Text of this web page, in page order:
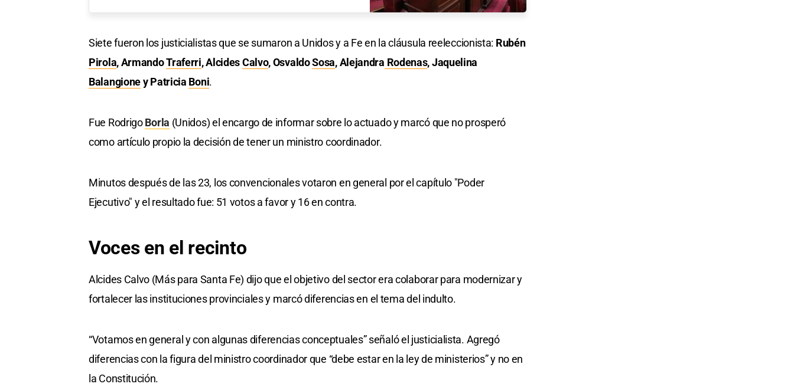
Siete fueron los justicialistas que se sumaron a Unidos y a Fe en la cláusula reeleccionista: Rubén
Pirola, ArmandoTraferri, AlcidesCalvo, OsvaldoSosa, Alejandra Rodenas, Jaquelina
Balangioney Patricia Boni.
Fue RodrigoBorla (Unidos) el encargo de informar sobre lo actuado y marcó que no prosperó
como artículo propio la decisión de tener un ministro coordinador.
Minutos después de las 23, los convencionales votaron en general por el capítulo "Poder
Ejecutivo" y el resultado fue: 51 votos a favor y 16 en contra.
Voces en el recinto
Alcides Calvo (Más para Santa Fe) dijo que el objetivo del sector era colaborar para modernizar y
fortalecer las instituciones provinciales y marcó diferencias en el tema del indulto.
“Votamos en general y con algunas diferencias conceptuales” señaló el justicialista. Agregó
diferencias con la figura del ministro coordinador que “debe estar en la ley de ministerios” y no en
la Constitución.